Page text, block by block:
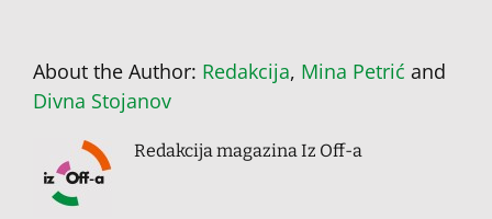
About the Author: Redakcija, Mina Petrić and
Divna Stojanov
Redakcija magazina Iz Off-a